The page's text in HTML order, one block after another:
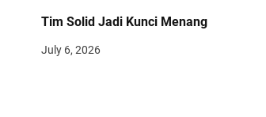
Tim Solid Jadi Kunci Menang
July 6, 2026